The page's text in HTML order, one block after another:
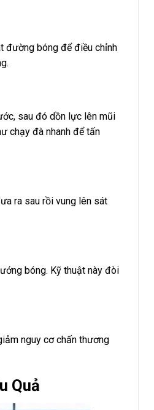
đường bóng để điều chỉnh
sau đó dồn lực lên mũi
chạy đà nhanh để tấn
ra sau rồi vung lên sát
bóng. Kỹ thuật này đòi
nguy cơ chấn thương
Quả